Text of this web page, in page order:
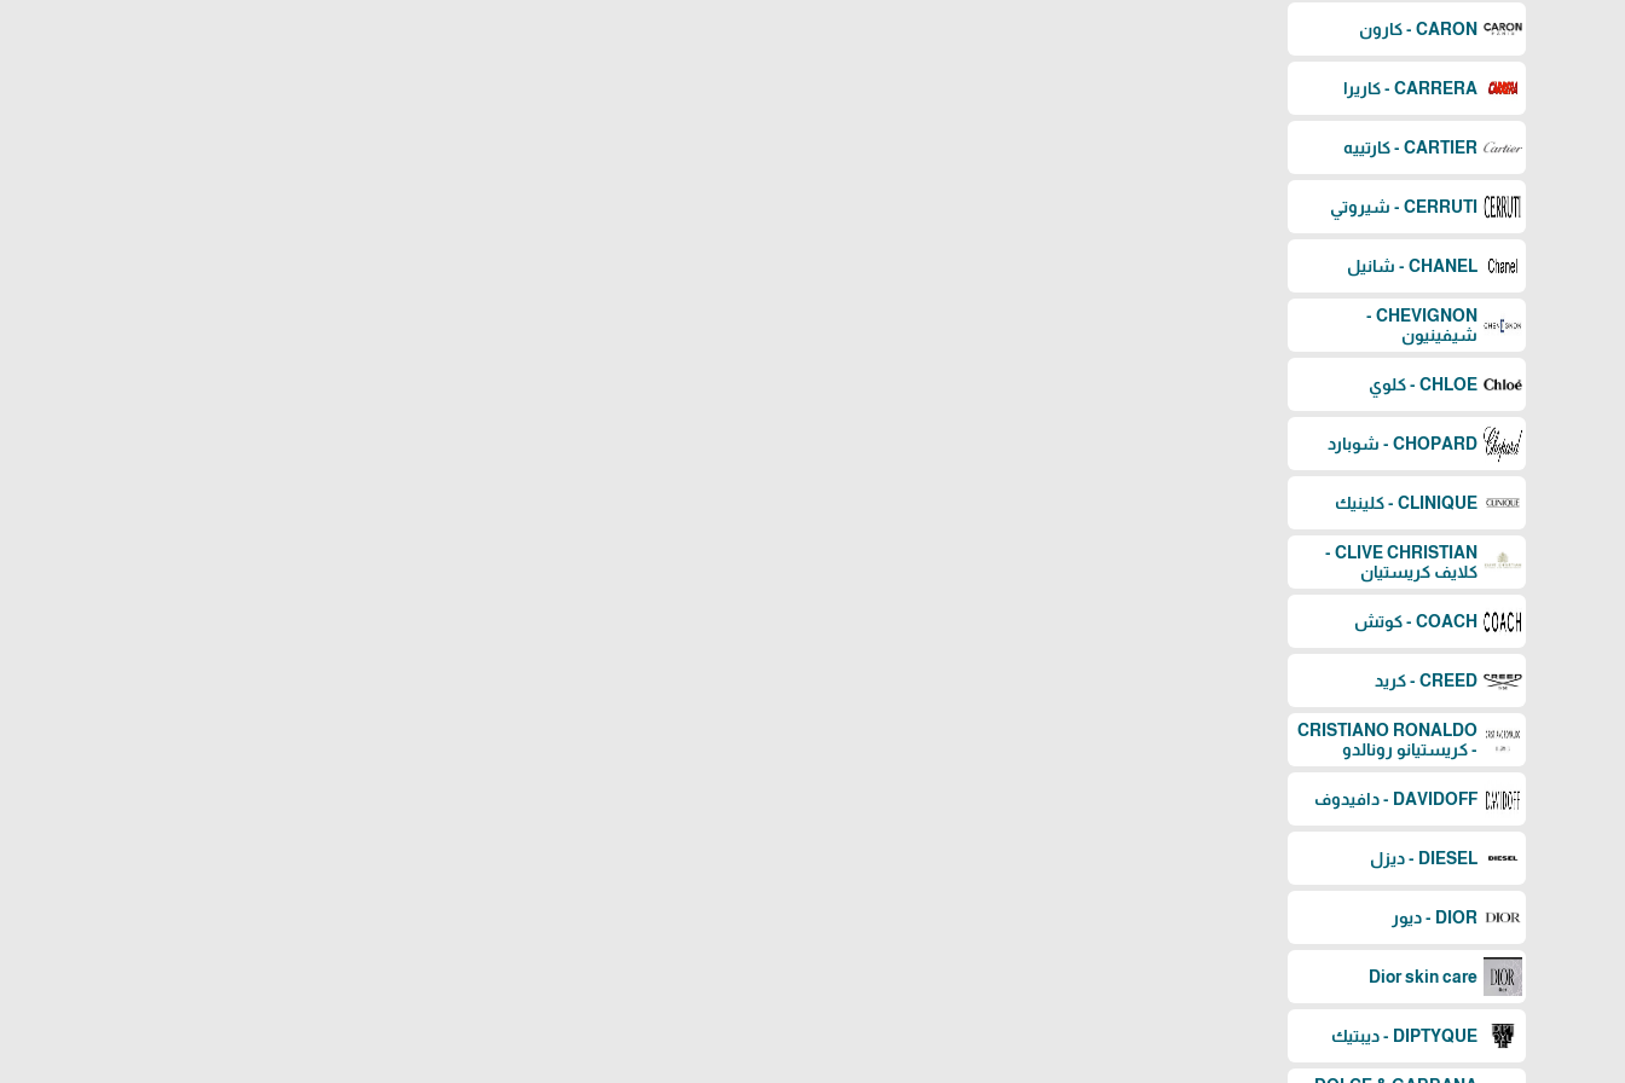
CARON - كارون
CARRERA - كاريرا
CARTIER - كارتييه
CERRUTI - شيروتي
CHANEL - شانيل
CHEVIGNON -
شيفينيون
CHLOE - كلوي
CHOPARD - شوبارد
CLINIQUE - كلينيك
CLIVE CHRISTIAN -
كلايف كريستيان
COACH - كوتش
CREED - كريد
CRISTIANO RONALDO
- كريستيانو رونالدو
DAVIDOFF - دافيدوف
DIESEL - ديزل
DIOR - ديور
Dior skin care
DIPTYQUE - ديبتيك